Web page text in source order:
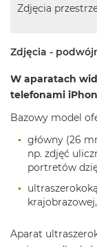
i
M
M
c
B
o
k
A
r
8
R
Zdjęcia
Zdjęcia -
W aparatach
telefonami
Bazowy model
główny (26
np. zdjęć
portretów
Aparat